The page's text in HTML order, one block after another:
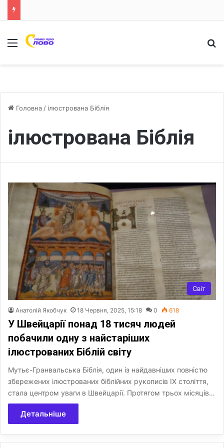
Меню
Головна / ілюстрована Біблія
ілюстрована Біблія
Світ
Анатолій Якобчук 18 Червня, 2025, 15:18 0 618
У Швейцарії понад 18 тисяч людей
побачили одну з найстаріших
ілюстрованих Біблій світу
Мутьє-Гранвальська Біблія, один із найдавніших повністю
збережених ілюстрованих біблійних рукописів IX століття,
стала центром уваги в Швейцарії. Протягом трьох місяців…
Детальніше